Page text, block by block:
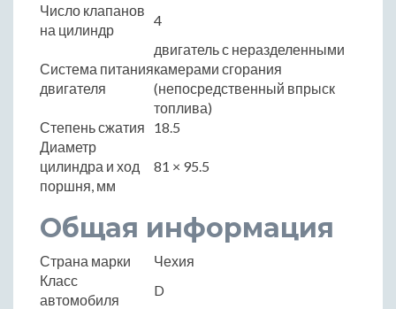
Число клапанов
на цилиндр
4
Система питания
двигателя
двигатель с неразделенными
камерами сгорания
(непосредственный впрыск
топлива)
Степень сжатия
18.5
Диаметр
цилиндра и ход
поршня, мм
81 × 95.5
Общая информация
Страна марки
Чехия
Класс
автомобиля
D